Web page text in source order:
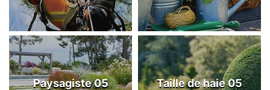
Paysagiste 05 Taille de haie 05